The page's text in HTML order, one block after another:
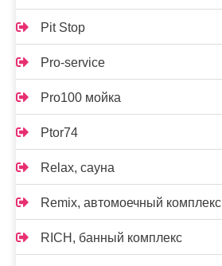
Pit Stop
Pro-service
Pro100 мойка
Ptor74
Relax, сауна
Remix, автомоечный комплекс
RICH, банный комплекс